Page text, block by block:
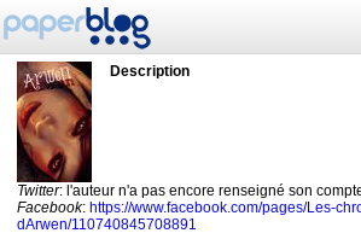
Description
Twitter: l'auteur n'a pas encore renseigné son
Facebook: https://www.facebook.com/pages/Les-
dArwen/110740845708891